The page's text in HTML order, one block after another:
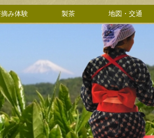
み体験 製茶 地図・交通